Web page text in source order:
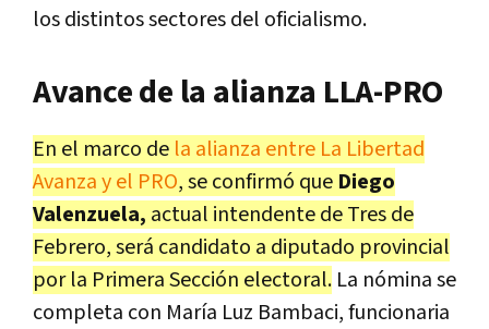
los distintos sectores del oficialismo.
Avance de la alianza LLA-PRO
En el marco de la alianza entre La Libertad
Avanza y el PRO, se confirmó que Diego
Valenzuela, actual intendente de Tres de
Febrero, será candidato a diputado provincial
por la Primera Sección electoral. La nómina se
completa con María Luz Bambaci, funcionaria